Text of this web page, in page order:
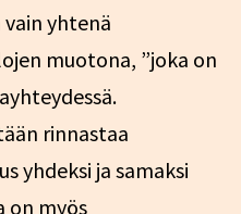
yhtenä
muotona, ”joka on
rinnastaa
yhdeksi ja samaksi
on myös